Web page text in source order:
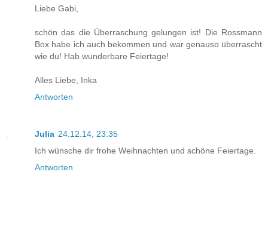
Liebe Gabi,
schön das die Überraschung gelungen ist! Die Rossmann
Box habe ich auch bekommen und war genauso überrascht
wie du! Hab wunderbare Feiertage!
Alles Liebe, Inka
Antworten
Julia 24.12.14, 23:35
Ich wünsche dir frohe Weihnachten und schöne Feiertage.
Antworten